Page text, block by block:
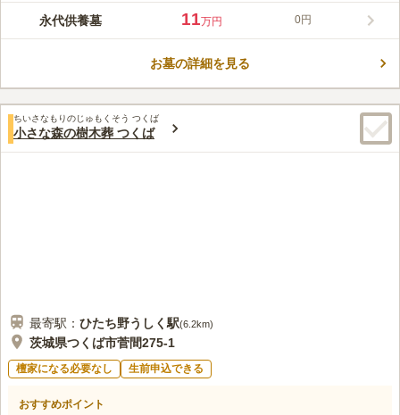
り越えた山門や御本尊、守護神は今も大切に守り伝えられてお
り、境内には再建された「祈りの鐘」が響き渡ります。現在は、
軽に立ち寄れる「開かれた祈りの場」として、訪れる人々の心に
この霊園はまだ誰からも評価されていません。
永代供養墓 11万円 0円
お墓の詳細を見る
ちいさなもりのじゅもくそう つくば
小さな森の樹木葬 つくば
最寄駅： ひたち野うしく 駅(6.2km)
茨城県つくば市菅間275-1
檀家になる必要なし 生前申込できる
おすすめポイント